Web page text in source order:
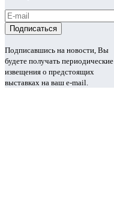
Подписавшись на новости, Вы
будете получать периодические
извещения о предстоящих
выставках на ваш e-mail.